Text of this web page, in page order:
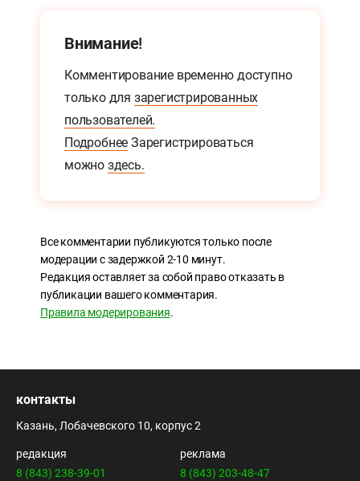
Внимание!
Комментирование временно доступно
только для зарегистрированных
пользователей.
Подробнее Зарегистрироваться
можно здесь.
Все комментарии публикуются только после
модерации с задержкой 2-10 минут.
Редакция оставляет за собой право отказать в
публикации вашего комментария.
Правила модерирования.
контакты
Казань, Лобачевского 10, корпус 2
редакция
8 (843) 238-39-01
реклама
8 (843) 203-48-47